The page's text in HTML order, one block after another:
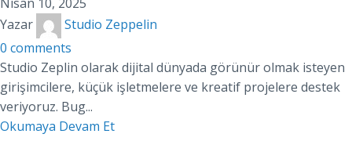
Yazar
Studio Zeppelin
0 comments
Studio Zeplin olarak dijital dünyada görünür olmak isteyen
girişimcilere, küçük işletmelere ve kreatif projelere destek
veriyoruz. Bug...
Okumaya Devam Et